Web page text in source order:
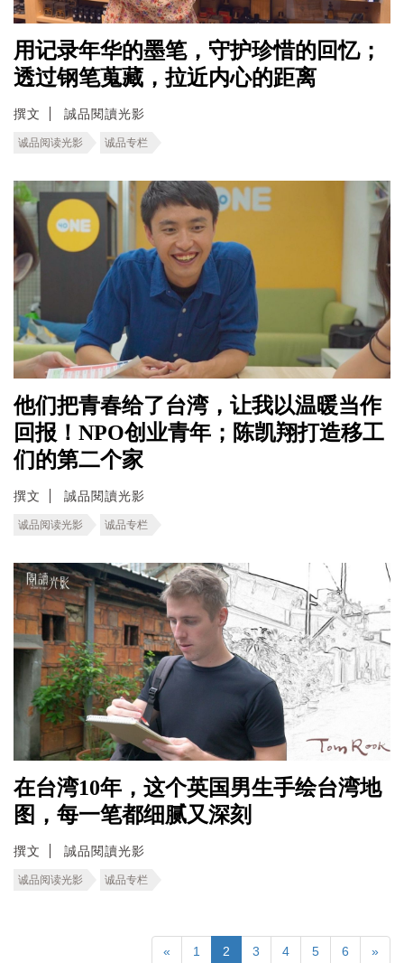
用记录年华的墨笔，守护珍惜的回忆；
透过钢笔蒐藏，拉近内心的距离
撰文 誠品閱讀光影
诚品阅读光影 诚品专栏
他们把青春给了台湾，让我以温暖当作
回报！NPO创业青年；陈凯翔打造移工
们的第二个家
撰文 誠品閱讀光影
诚品阅读光影 诚品专栏
在台湾10年，这个英国男生手绘台湾地
图，每一笔都细腻又深刻
撰文 誠品閱讀光影
诚品阅读光影 诚品专栏
« 1 2 3 4 5 6 »